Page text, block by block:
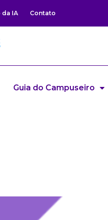
da IA Contato
Guia do Campuseiro